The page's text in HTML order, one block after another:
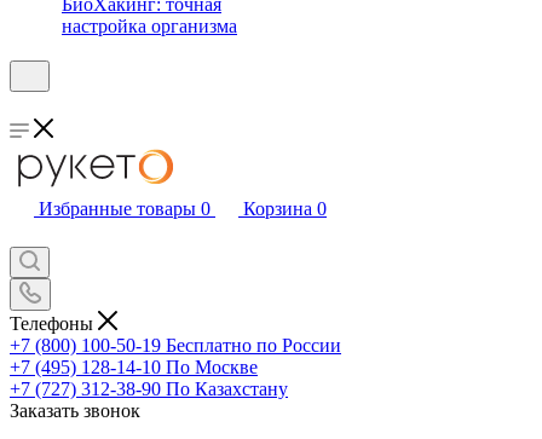
БиоХакинг: точная
настройка организма
Избранные товары 0 Корзина 0
Телефоны
+7 (800) 100-50-19 Бесплатно по России
+7 (495) 128-14-10 По Москве
+7 (727) 312-38-90 По Казахстану
Заказать звонок